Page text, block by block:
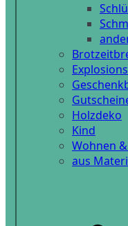
Holzdeko
Kind
Wohnen
aus